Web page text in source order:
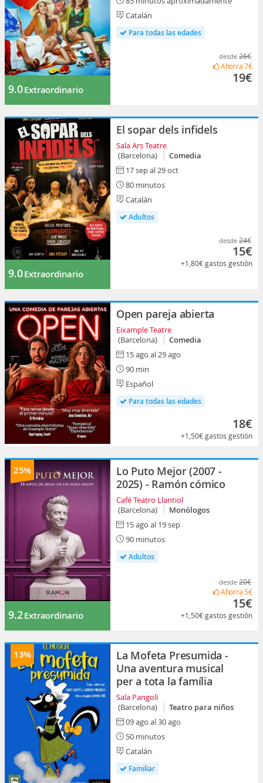
9.0Extraordinario
Catalán
Para todas las edades
desde 26€
Ahorra7€
19€
9.0Extraordinario
El sopar dels infidels
Sala Ars Teatre
(Barcelona)
Comedia
17 sep al 29 oct
80 minutos
Catalán
Adultos
desde 24€
15€
+1,80€gastos gestión
Open pareja abierta
Eixample Teatre
(Barcelona)
Comedia
15 ago al 29 ago
90 min
Español
Para todas las edades
18€
+1,50€gastos gestión
25%
9.2Extraordinario
Lo Puto Mejor (2007 -
2025) - Ramón cómico
Café Teatro Llantiol
(Barcelona)
Monólogos
15 ago al 19 sep
90 minutos
Adultos
desde 20€
Ahorra5€
15€
+1,50€gastos gestión
13%
La Mofeta Presumida -
Una aventura musical
per a tota la família
Sala Pangolí
(Barcelona)
Teatro para niños
09 ago al 30 ago
50 minutos
Catalán
Familiar